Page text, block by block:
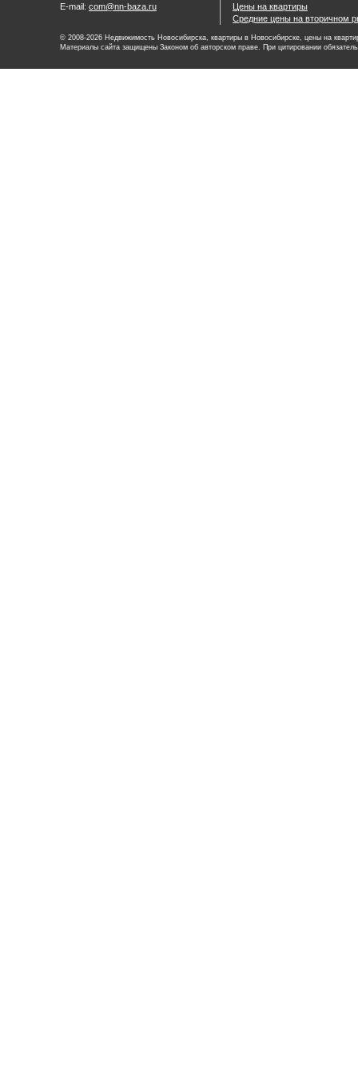
E-mail: com@nn-baza.ru
Цены на квартиры
Средние цены на вторичном
© 2008-2026 Недвижимость Новосибирска, квартиры в Новосибирске, цены на
Материалы сайта защищены Законом об авторском праве. При цитировании